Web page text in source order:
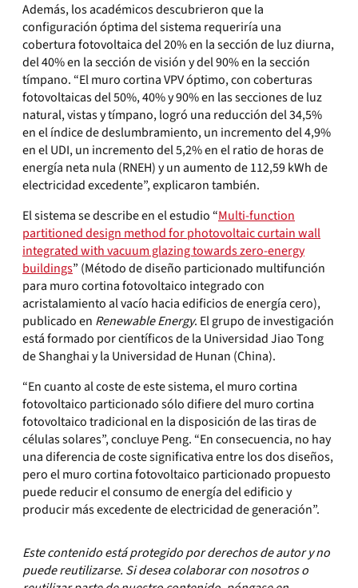
Además, los académicos descubrieron que la
configuración óptima del sistema requeriría una
cobertura fotovoltaica del 20% en la sección de luz diurna,
del 40% en la sección de visión y del 90% en la sección
tímpano. “El muro cortina VPV óptimo, con coberturas
fotovoltaicas del 50%, 40% y 90% en las secciones de luz
natural, vistas y tímpano, logró una reducción del 34,5%
en el índice de deslumbramiento, un incremento del 4,9%
en el UDI, un incremento del 5,2% en el ratio de horas de
energía neta nula (RNEH) y un aumento de 112,59 kWh de
electricidad excedente”, explicaron también.
El sistema se describe en el estudio “Multi-function
partitioned design method for photovoltaic curtain wall
integrated with vacuum glazing towards zero-energy
buildings” (Método de diseño particionado multifunción
para muro cortina fotovoltaico integrado con
acristalamiento al vacío hacia edificios de energía cero),
publicado en Renewable Energy. El grupo de investigación
está formado por científicos de la Universidad Jiao Tong
de Shanghai y la Universidad de Hunan (China).
“En cuanto al coste de este sistema, el muro cortina
fotovoltaico particionado sólo difiere del muro cortina
fotovoltaico tradicional en la disposición de las tiras de
células solares”, concluye Peng. “En consecuencia, no hay
una diferencia de coste significativa entre los dos diseños,
pero el muro cortina fotovoltaico particionado propuesto
puede reducir el consumo de energía del edificio y
producir más excedente de electricidad de generación”.
Este contenido está protegido por derechos de autor y no
puede reutilizarse. Si desea colaborar con nosotros o